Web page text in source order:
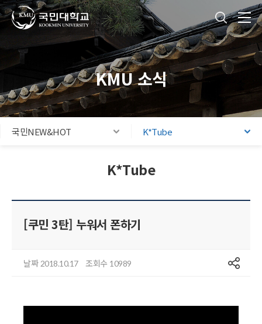
주메뉴 바로가기
본문내용 바로가기
푸터 바로가기
국민대학교
KMU 소식
국민NEW&HOT K*Tube
K*Tube
[쿠민 3탄] 누워서 폰하기
날짜 2018.10.17 조회수 10989 공유